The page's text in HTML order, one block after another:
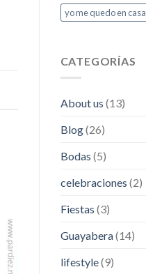
yo me quedo en casa
CATEGORÍAS
About us (13)
Blog(26)
Bodas (5)
celebraciones (2)
Fiestas (3)
Guayabera(14)
lifestyle(9)